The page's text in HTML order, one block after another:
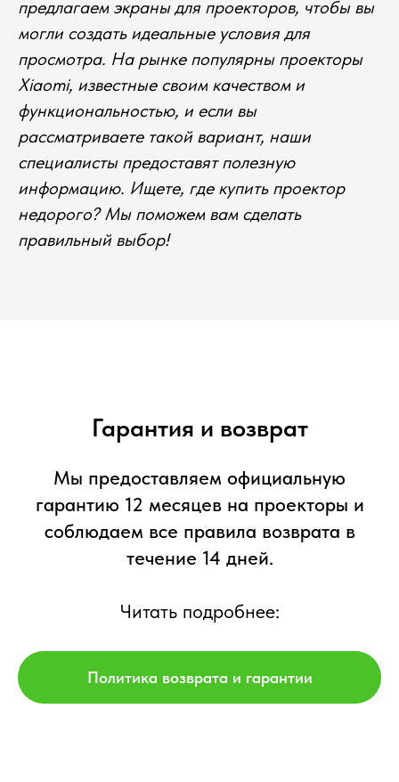
предлагаем экраны для проекторов, чтобы вы
могли создать идеальные условия для
просмотра. На рынке популярны проекторы
Xiaomi, известные своим качеством и
функциональностью, и если вы
рассматриваете такой вариант, наши
специалисты предоставят полезную
информацию. Ищете, где купить проектор
недорого? Мы поможем вам сделать
правильный выбор!
Гарантия и возврат
Мы предоставляем официальную
гарантию 12 месяцев на проекторы и
соблюдаем все правила возврата в
течение 14 дней.
Читать подробнее:
Политика возврата и гарантии